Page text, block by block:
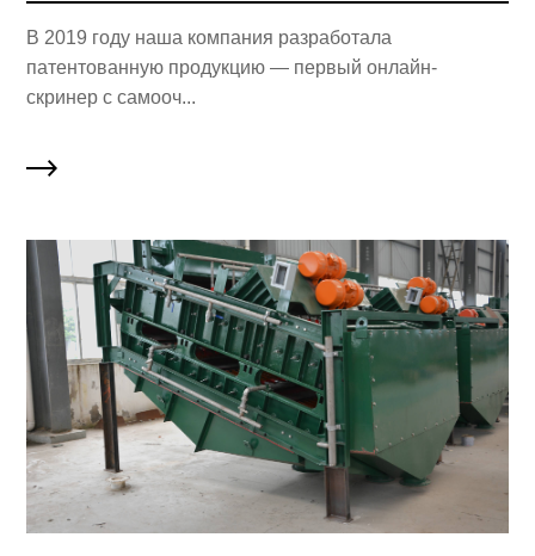
В 2019 году наша компания разработала
патентованную продукцию — первый онлайн-
скринер с самооч...